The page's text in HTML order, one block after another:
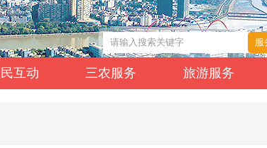
互动 三农服务 旅游服务